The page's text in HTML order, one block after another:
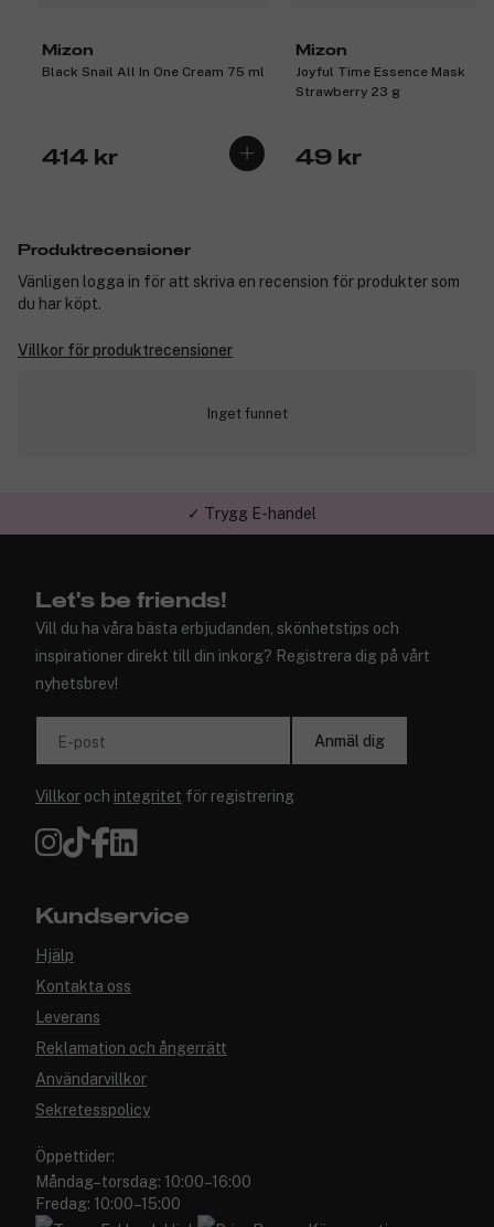
Mizon
Black Snail All In One Cream 75 ml
414 kr
Mizon
Joyful Time Essence Mask
Strawberry 23 g
49 kr
Produktrecensioner
Vänligen logga in för att skriva en recension för produkter som
du har köpt.
Villkor för produktrecensioner
Inget funnet
✓ Trygg E-handel
Let's be friends!
Vill du ha våra bästa erbjudanden, skönhetstips och
inspirationer direkt till din inkorg? Registrera dig på vårt
nyhetsbrev!
E-post Anmäl dig
Villkor och integritet för registrering
Kundservice
Hjälp
Kontakta oss
Leverans
Reklamation och ångerrätt
Användarvillkor
Sekretesspolicy
Öppettider:
Måndag–torsdag: 10:00–16:00
Fredag: 10:00–15:00